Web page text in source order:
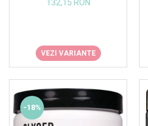
Pro Supps
Puritan`s Pride
Raw Nutrition
REDCON1
132,15 RON
VEZI VARIANTE
-18%